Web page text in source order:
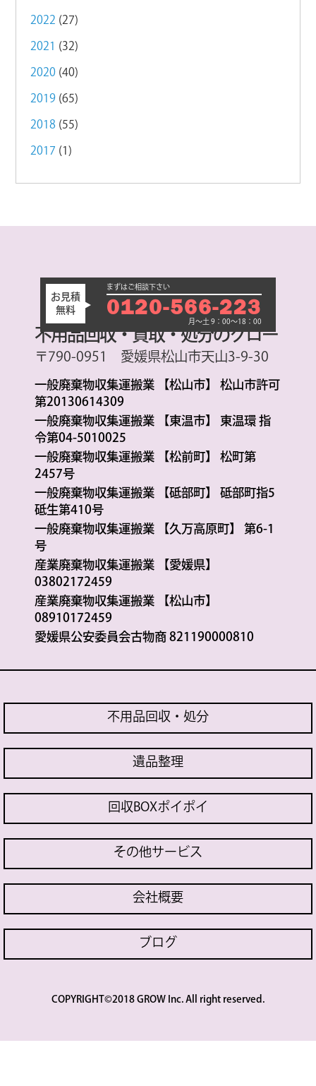
2022 (27)
2021 (32)
2020 (40)
2019 (65)
2018 (55)
2017 (1)
お見積
無料
まずはご相談下さい
0120-566-223
月～土 9：00～18：00
不用品回収・買取・処分のグロー
〒790-0951 愛媛県松山市天山3-9-30
一般廃棄物収集運搬業 【松山市】 松山市許可
第20130614309
一般廃棄物収集運搬業 【東温市】 東温環 指
令第04-5010025
一般廃棄物収集運搬業 【松前町】 松町第
2457号
一般廃棄物収集運搬業 【砥部町】 砥部町指5
砥生第410号
一般廃棄物収集運搬業 【久万高原町】 第6-1
号
産業廃棄物収集運搬業 【愛媛県】
03802172459
産業廃棄物収集運搬業 【松山市】
08910172459
愛媛県公安委員会古物商 821190000810
不用品回収・処分
遺品整理
回収BOXポイポイ
その他サービス
会社概要
ブログ
COPYRIGHT©2018 GROW Inc. All right reserved.